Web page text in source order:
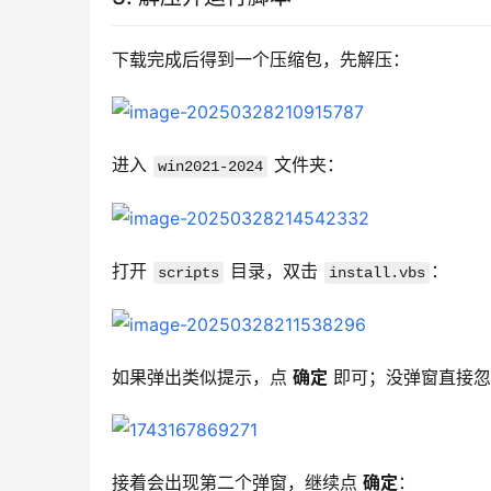
下载完成后得到一个压缩包，先解压：
进入 win2021-2024 文件夹：
打开 scripts 目录，双击 install.vbs ：
如果弹出类似提示，点 确定 即可；没弹窗直接
接着会出现第二个弹窗，继续点 确定 ：